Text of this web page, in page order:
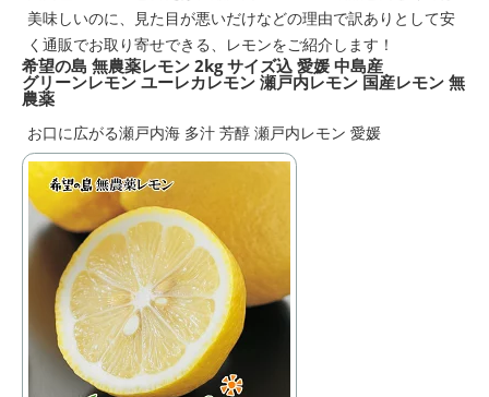
美味しいのに、見た目が悪いだけなどの理由で訳ありとして安
く通販でお取り寄せできる、レモンをご紹介します！
希望の島 無農薬レモン 2kg サイズ込 愛媛 中島産
グリーンレモン ユーレカレモン 瀬戸内レモン 国産レモン 無
農薬
お口に広がる瀬戸内海 多汁 芳醇 瀬戸内レモン 愛媛